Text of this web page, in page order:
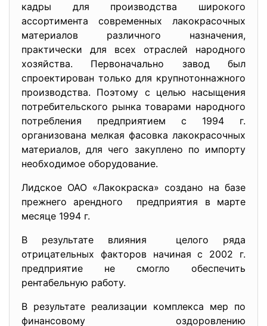
кадры для производства широкого
ассортимента современных лакокрасочных
материалов различного назначения,
практически для всех отраслей народного
хозяйства. Первоначально завод был
спроектирован только для крупнотоннажного
производства. Поэтому с целью насыщения
потребительского рынка товарами народного
потребления предприятием с 1994 г.
организована мелкая фасовка лакокрасочных
материалов, для чего закуплено по импорту
необходимое оборудование.
Лидское ОАО «Лакокраска» создано на базе
прежнего арендного предприятия в марте
месяце 1994 г.
В результате влияния целого ряда
отрицательных факторов начиная с 2002 г.
предприятие не смогло обеспечить
рентабельную работу.
В результате реализации комплекса мер по
финансовому оздоровлению